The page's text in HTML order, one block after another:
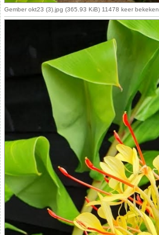
Gember okt23 (3).jpg (365.93 KiB) 11478 keer bekeken